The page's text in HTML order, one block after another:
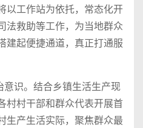
以工作站为依托，常态化开
法救助等工作，为当地群众
建起便捷通道，真正打通服
识。结合乡镇生活生产现
村村干部和群众代表开展首
生产生活实际，聚焦群众最